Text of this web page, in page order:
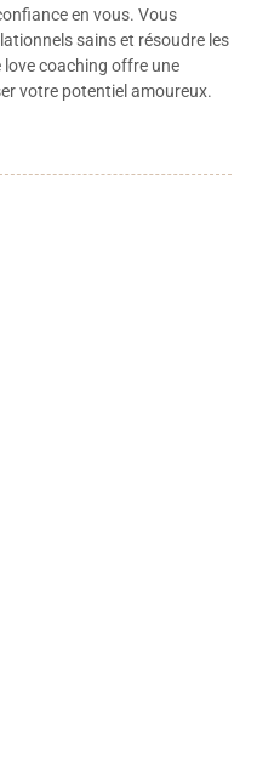
en vous. Vous
sains et résoudre les
love coaching offre une
votre potentiel amoureux.